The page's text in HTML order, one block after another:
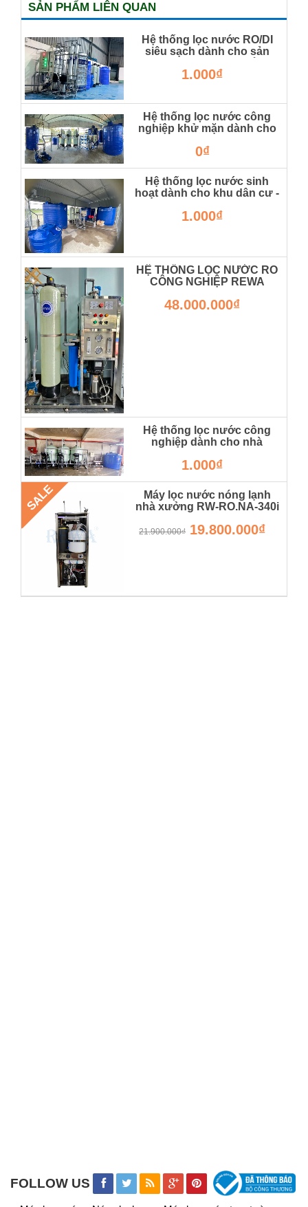
SẢN PHẨM LIÊN QUAN
Hệ thống lọc nước RO/DI
siêu sạch dành cho sản
RW-RO/DI-500
1.000₫
Hệ thống lọc nước công
nghiệp khử mặn dành cho
RW-CN150
0₫
Hệ thống lọc nước sinh
hoạt dành cho khu dân cư -
1.000₫
HỆ THỐNG LỌC NƯỚC RO
CÔNG NGHIỆP REWA
48.000.000₫
Hệ thống lọc nước công
nghiệp dành cho nhà
1.000₫
SALE
Máy lọc nước nóng lạnh
nhà xưởng RW-RO.NA-340i
21.900.000₫ 19.800.000₫
FOLLOW US